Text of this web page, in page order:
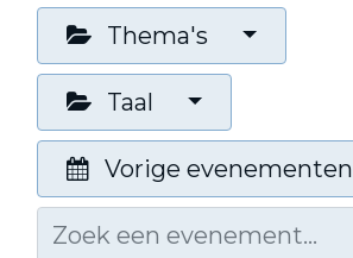
Thema's
Taal
Vorige evenementen